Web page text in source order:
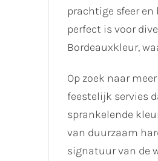
prachtige sfeer
perfect is voor
Bordeauxkleur,
Op zoek naar
feestelijk servies
sprankelende
van duurzaam
signatuur van de